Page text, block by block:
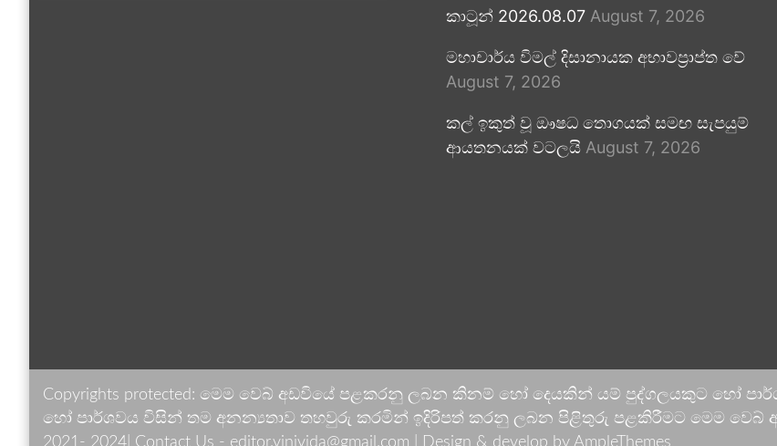
කාටූන් 2026.08.07 August 7, 2026
මහාචාර්ය විමල් දිසානායක අභාවප්‍රාප්ත වේ
August 7, 2026
කල් ඉකුත් වූ ඖෂධ තොගයක් සමඟ සැපයුම්
ආයතනයක් වටලයි August 7, 2026
Copyrights protected: මෙම වෙබ් අඩවියේ පළකරනු ලබන කිනම් හෝ දෙයකින් යම් පුද්ගලයකුට හෝ
හෝ පාර්ශවය විසින් තම අනන්‍යතාව තහවුරු කරමින් ඉදිරිපත් කරනු ලබන පිළිතුරු පළකිරීමට මෙම වෙබ්
2021- 2024| Contact Us - editor.vinivida@gmail.com |
Design & develop by AmpleThemes